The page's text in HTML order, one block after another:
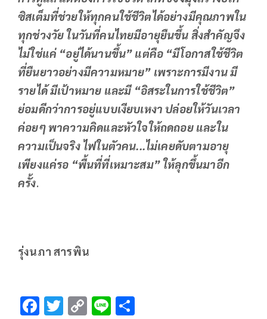
ซิสเต็มที่ช่วยให้ทุกคนใช้ชีวิตได้อย่างมีคุณภาพใน
ทุกช่วงวัย ในวันที่คนไทยมีอายุยืนขึ้น สิ่งสำคัญจึง
ไม่ใช่แค่ “อยู่ได้นานขึ้น” แต่คือ “มีโอกาสใช้ชีวิต
ที่ยืนยาวอย่างมีความหมาย” เพราะการมีงาน มี
รายได้ มีเป้าหมาย และมี “อิสระในการใช้ชีวิต”
ย่อมดีกว่าการอยู่แบบเงียบเหงา ปล่อยให้วันเวลา
ค่อยๆ พาความคิดและหัวใจให้ถดถอย และใน
ความเป็นจริง ไฟในตัวคน...ไม่เคยดับตามอายุ
เพียงแค่รอ “พื้นที่ที่เหมาะสม” ให้ลุกขึ้นมาอีก
ครั้ง.
รุ่งนภา สารพิน
F T C Li